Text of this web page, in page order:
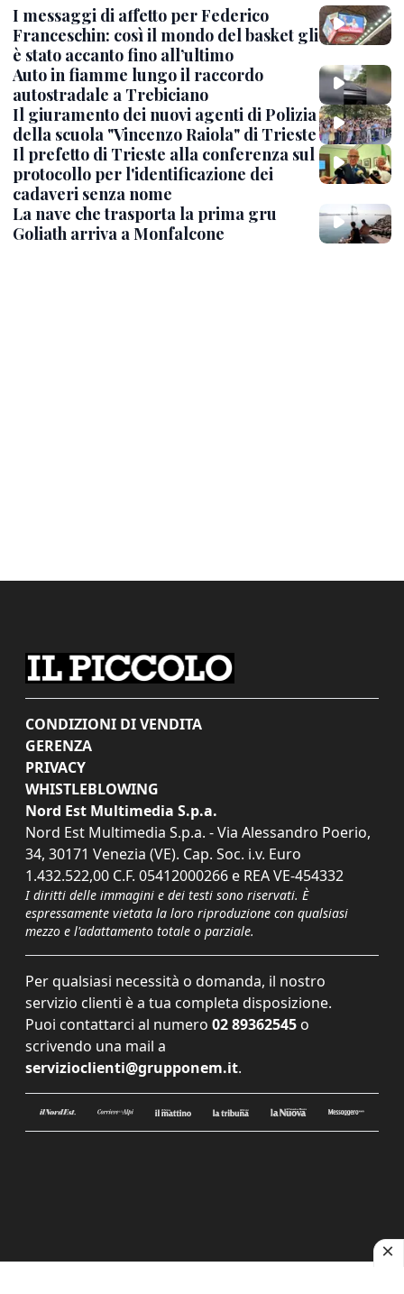
I messaggi di affetto per Federico
Franceschin: così il mondo del basket gli
è stato accanto fino all’ultimo
Auto in fiamme lungo il raccordo
autostradale a Trebiciano
Il giuramento dei nuovi agenti di Polizia
della scuola "Vincenzo Raiola" di Trieste
Il prefetto di Trieste alla conferenza sul
protocollo per l'identificazione dei
cadaveri senza nome
La nave che trasporta la prima gru
Goliath arriva a Monfalcone
CONDIZIONI DI VENDITA
GERENZA
PRIVACY
WHISTLEBLOWING
Nord Est Multimedia S.p.a.
Nord Est Multimedia S.p.a. - Via Alessandro Poerio,
34, 30171 Venezia (VE). Cap. Soc. i.v. Euro
1.432.522,00 C.F. 05412000266 e REA VE-454332
I diritti delle immagini e dei testi sono riservati. È
espressamente vietata la loro riproduzione con qualsiasi
mezzo e l'adattamento totale o parziale.
Per qualsiasi necessità o domanda, il nostro
servizio clienti è a tua completa disposizione.
Puoi contattarci al numero 02 89362545 o
scrivendo una mail a
servizioclienti@grupponem.it.